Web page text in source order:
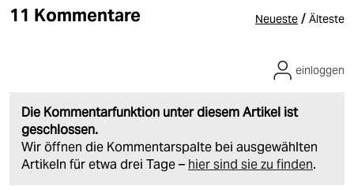
11 Kommentare Neueste / Älteste
Die Kommentarfunktion unter diesem Artikel ist
geschlossen.
Wir öffnen die Kommentarspalte bei ausgewählten
Artikeln für etwa drei Tage – hier sind sie zu finden.
einloggen